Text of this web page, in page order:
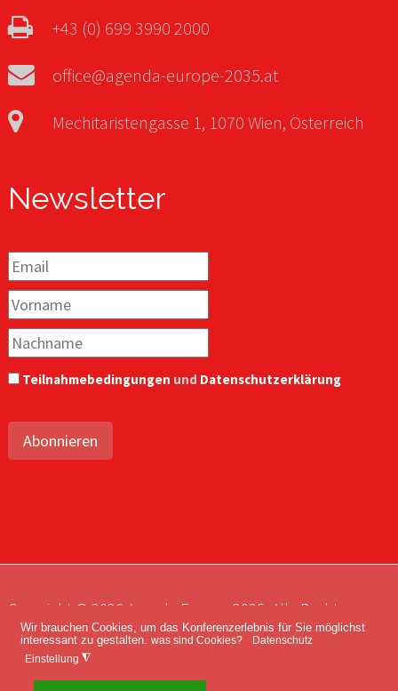
Wir brauchen Cookies, um das Konferenzerlebnis für Sie möglichst
interessant zu gestalten. was sind Cookies? Datenschutz
Einstellung ◮
+43 (0) 699 3990 2000
office@agenda-europe-2035.at
Mechitaristengasse 1, 1070 Wien, Österreich
Newsletter
Teilnahmebedingungen und Datenschutzerklärung
Abonnieren
Copyright © 2026 Agenda Europe 2035. Alle Rechte
vorbehalten.